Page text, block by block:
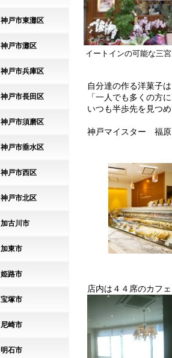
神戸市東灘区
神戸市灘区
神戸市兵庫区
神戸市長田区
神戸市須磨区
神戸市垂水区
神戸市西区
神戸市北区
加古川市
加東市
姫路市
宝塚市
尼崎市
明石市
イートインの可能な三
自分達の作る洋菓子
「一人でも多くの方
いつも半歩先を見つめ
神戸マイスター 福
店内は４４席のカフ